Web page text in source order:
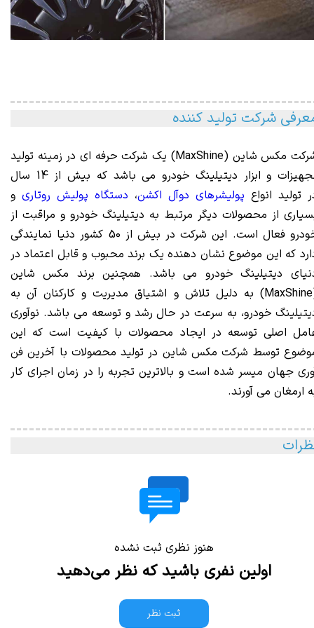
شرکت تولید کننده
مکسشاین (MaxShine) یک شرکتحرفه ای در زمینه تولید
تجهیزات و ابزار دیتیلینگ خودرو می باشد که بیش از 14 سال
تولید انواع پولیشرهای دوآل اکشن، دستگاه پولیش روتاری و
از محصولات دیگر مرتبط به دیتیلینگ خودرو و مراقبت از
خودرو فعال است. این شرکت در بیش از 50 کشور دنیا نمایندگی
که این موضوع نشان دهنده یک برند محبوب و قابل اعتماد در
دیتیلینگ خودرو می باشد. همچنین برند مکس شاین
(MaxShine) به دلیل تلاش و اشتیاق مدیریت و کارکنان آن به
خودرو، به سرعت در حال رشد و توسعه می باشد. نوآوری
اصلی توسعه در ایجاد محصولات با کیفیت است که این
توسط شرکت مکس شاین در تولید محصولات با آخرین فن
جهان میسر شده است و بالاترین تجربه را در زمان اجرای کار
ارمغان می آورند.
هنوز نظری ثبت نشده
اولین نفری باشید که نظر می‌دهید
ثبت نظر